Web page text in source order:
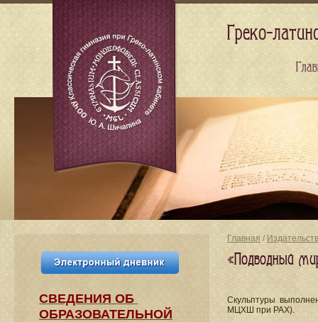
Главная /
«Подводный
Скульптуры
МЦХШ при РАХ).
СВЕДЕНИЯ​ ОБ
ОБРАЗОВАТЕЛЬНОЙ
Греко-